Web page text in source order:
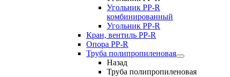
Угольник РР-R
комбинированный
Угольник РР-R
Кран, вентиль PP-R
Опора PP-R
Труба полипропиленовая
Назад
Труба полипропиленовая